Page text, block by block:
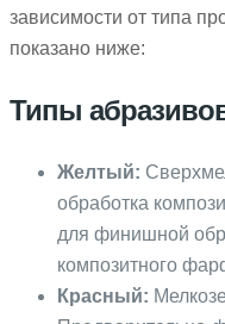
зависимости от типа
показано ниже:
Типы
Желтый:
обработка
для финишной
композитного
Красный: